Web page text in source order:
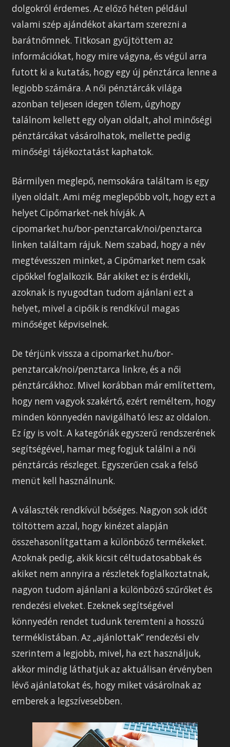
dolgokról érdemes. Az előző héten például
valami szép ajándékot akartam szerezni a
barátnőmnek. Titkosan gyűjtöttem az
információkat, hogy mire vágyna, és végül arra
futott ki a kutatás, hogy egy új pénztárca lenne a
legjobb számára. A női pénztárcák világa
azonban teljesen idegen tőlem, úgyhogy
találnom kellett egy olyan oldalt, ahol minőségi
pénztárcákat vásárolhatok, mellette pedig
minőségi tájékoztatást kaphatok.
Bármilyen meglepő, nemsokára találtam is egy
ilyen oldalt. Ami még meglepőbb volt, hogy ezt a
helyet Cipőmarket-nek hívják. A
cipomarket.hu/bor-penztarcak/noi/penztarca
linken találtam rájuk. Nem szabad, hogy a név
megtévesszen minket, a Cipőmarket nem csak
cipőkkel foglalkozik. Bár akiket ez is érdekli,
azoknak is nyugodtan tudom ajánlani ezt a
helyet, mivel a cipőik is rendkívül magas
minőséget képviselnek.
De térjünk vissza a cipomarket.hu/bor-
penztarcak/noi/penztarca linkre, és a női
pénztárcákhoz. Mivel korábban már említettem,
hogy nem vagyok szakértő, ezért reméltem, hogy
minden könnyedén navigálható lesz az oldalon.
Ez így is volt. A kategóriák egyszerű rendszerének
segítségével, hamar meg fogjuk találni a női
pénztárcás részleget. Egyszerűen csak a felső
menüt kell használnunk.
A választék rendkívül bőséges. Nagyon sok időt
töltöttem azzal, hogy kinézet alapján
összehasonlítgattam a különböző termékeket.
Azoknak pedig, akik kicsit céltudatosabbak és
akiket nem annyira a részletek foglalkoztatnak,
nagyon tudom ajánlani a különböző szűrőket és
rendezési elveket. Ezeknek segítségével
könnyedén rendet tudunk teremteni a hosszú
terméklistában. Az „ajánlottak” rendezési elv
szerintem a legjobb, mivel, ha ezt használjuk,
akkor mindig láthatjuk az aktuálisan érvényben
lévő ajánlatokat és, hogy miket vásárolnak az
emberek a legszívesebben.